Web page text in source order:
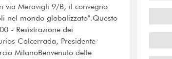
via Meravigli 9/B, il convegno
nel mondo globalizzato".Questo
- Resistrazione dei
Calcerrada, Presidente
MilanoBenvenuto delle